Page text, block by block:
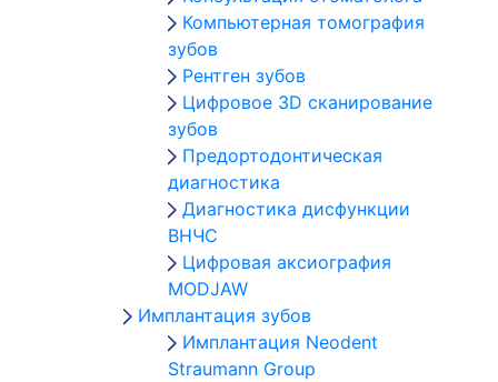
Компьютерная томография
зубов
Рентген зубов
Цифровое 3D сканирование
зубов
Предортодонтическая
диагностика
Диагностика дисфункции
ВНЧС
Цифровая аксиография
MODJAW
Имплантация зубов
Имплантация Neodent
Straumann Group